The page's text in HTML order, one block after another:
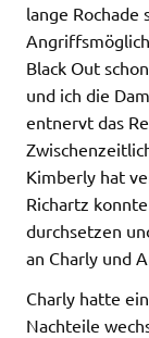
lange Rochade
Black Out
und ich die
entnervt das
Kimberly hat
Richartz
durchsetzen
an Charly und
Charly hatte
Nachteile